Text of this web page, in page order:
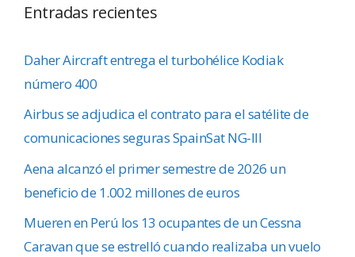
Entradas recientes
Daher Aircraft entrega el turbohélice Kodiak
número 400
Airbus se adjudica el contrato para el satélite de
comunicaciones seguras SpainSat NG-III
Aena alcanzó el primer semestre de 2026 un
beneficio de 1.002 millones de euros
Mueren en Perú los 13 ocupantes de un Cessna
Caravan que se estrelló cuando realizaba un vuelo